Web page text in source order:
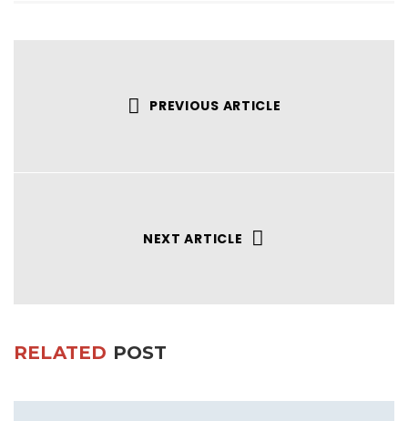
PREVIOUS ARTICLE
NEXT ARTICLE
RELATED POST